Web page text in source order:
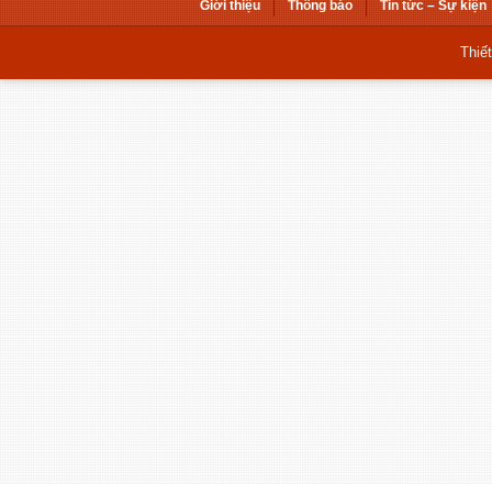
Giới thiệu Thông báo Tin tức – Sự kiện